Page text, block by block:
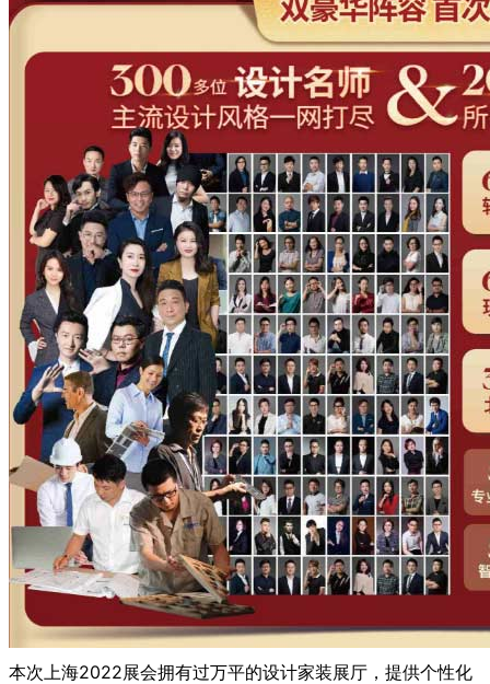
本次上海2022展会拥有过万平的设计家装展厅，提供个性化